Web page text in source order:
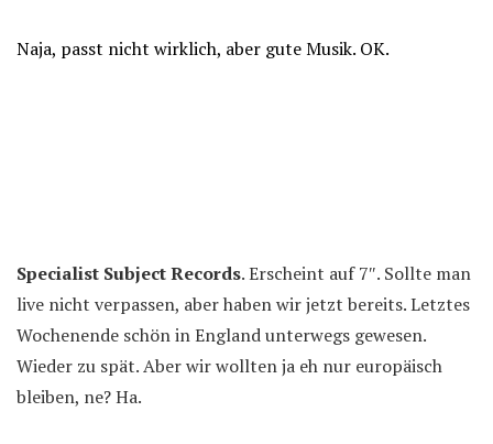
Naja, passt nicht wirklich, aber gute Musik. OK.
Specialist Subject Records. Erscheint auf 7″. Sollte man
live nicht verpassen, aber haben wir jetzt bereits. Letztes
Wochenende schön in England unterwegs gewesen.
Wieder zu spät. Aber wir wollten ja eh nur europäisch
bleiben, ne? Ha.